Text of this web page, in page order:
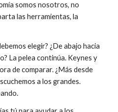
somos nosotros, no
las herramientas, la
elegir? ¿De abajo hacia
La pelea continúa. Keynes y
de comparar. ¿Más desde
a los grandes.